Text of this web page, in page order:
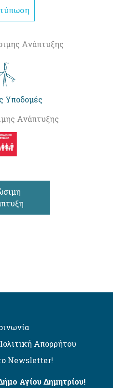
Ανάπτυξης
Υποδομές
Ανάπτυξης
Απορρήτου
Newsletter!
Αγίου Δημητρίου!